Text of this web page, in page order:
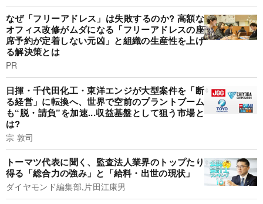
なぜ「フリーアドレス」は失敗するのか? 高額な
オフィス改修がムダになる「フリーアドレスの座
席予約が定着しない元凶」と組織の生産性を上げ
る解決策とは
PR
日揮・千代田化工・東洋エンジが大型案件を「断
る経営」に転換へ、世界で空前のプラントブーム
も“脱・請負”を加速...収益基盤として狙う市場と
は?
宗 敦司
トーマツ代表に聞く、監査法人業界のトップたり
得る「総合力の強み」と「給料・出世の現状」
ダイヤモンド編集部,片田江康男